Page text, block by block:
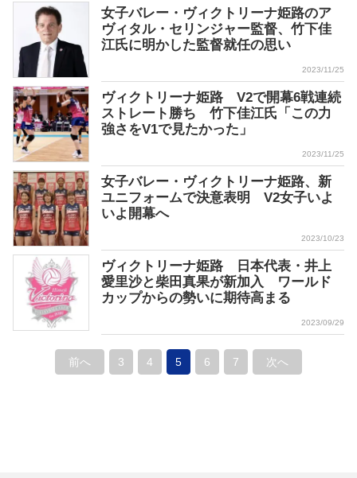
女子バレー・ヴィクトリーナ姫路のア
ヴィタル・セリンジャー監督、竹下佳
江氏に明かした監督就任の思い
2023/11/25
ヴィクトリーナ姫路 V2で開幕6戦連続
ストレート勝ち 竹下佳江氏「この力
強さをV1で見たかった」
2023/11/25
女子バレー・ヴィクトリーナ姫路、新
ユニフォームで決意表明 V2女子いよ
いよ開幕へ
2023/10/23
ヴィクトリーナ姫路 日本代表・井上
愛里沙と柴田真果が新加入 ワールド
カップからの勢いに期待高まる
2023/09/29
前へ 3 4 5 6 7 次へ